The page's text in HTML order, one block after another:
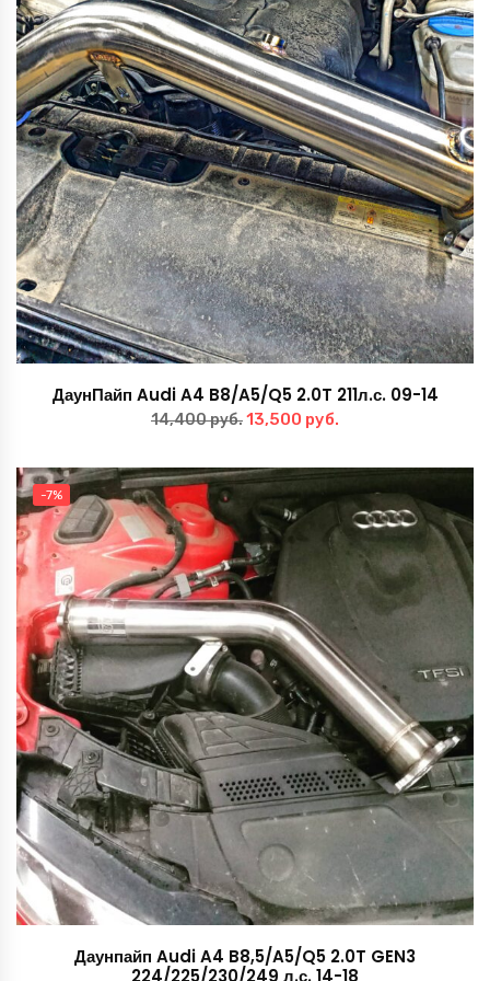
ДаунПайп Audi A4 B8/A5/Q5 2.0T 211л.с. 09-14
14,400руб.Первоначальная
составляла
14,400 руб..
13,500 руб.
-7%
Даунпайп Audi A4 B8,5/A5/Q5 2.0T GEN3
224/225/230/249 л.с. 14-18